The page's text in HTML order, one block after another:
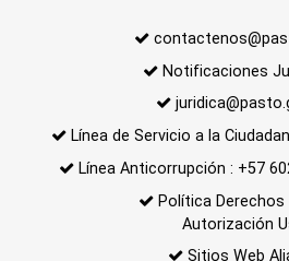
Notificaciones
Línea de Servicio a la
Línea Anticorrupción : +57
Política
Autorización
Sitios Web